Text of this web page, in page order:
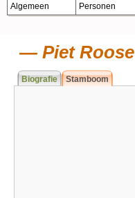
Algemeen Personen
Piet Roose
Biografie Stamboom